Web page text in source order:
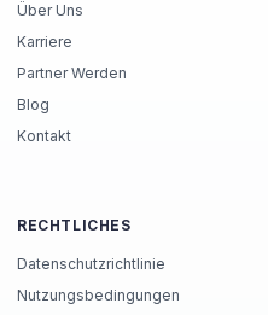
Über Uns
Karriere
Partner Werden
Blog
Kontakt
RECHTLICHES
Datenschutzrichtlinie
Nutzungsbedingungen